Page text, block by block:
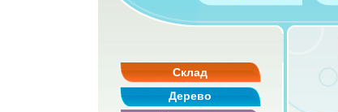
Склад
Дерево